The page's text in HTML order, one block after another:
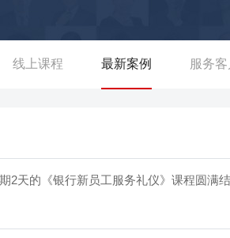
层领导的高度赞许，课程好评率达97.5%
事服务管控、合规管理、员工考核及档案
行客户抱怨与投诉技巧》的课程培训，
落地性强的营销流程话术《营销活动集锦
年均200余次的《大堂经理岗位技能提升
行内输出职业化大堂经理、明星窗口柜
线上课程 最新案例 服务客
2天的《银行新员工服务礼仪》课程圆满结